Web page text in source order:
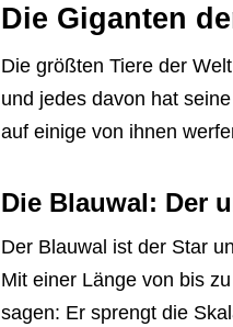
Die Giganten
Die größten Tiere der
und jedes davon hat
auf einige von ihnen
Die Blauwal: Der
Der Blauwal ist der Star
Mit einer Länge von bis
sagen: Er sprengt die